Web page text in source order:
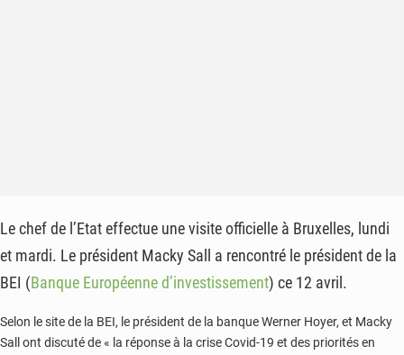
Le chef de l’Etat effectue une visite officielle à Bruxelles, lundi
et mardi. Le président Macky Sall a rencontré le président de la
BEI (Banque Européenne d’investissement) ce 12 avril.
Selon le site de la BEI, le président de la banque Werner Hoyer, et Macky
Sall ont discuté de « la réponse à la crise Covid-19 et des priorités en